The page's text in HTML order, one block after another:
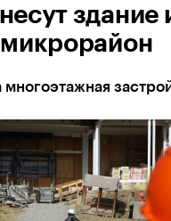
здание
микрорайон